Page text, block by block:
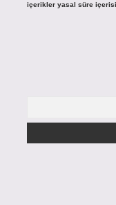
içerikler yasal süre